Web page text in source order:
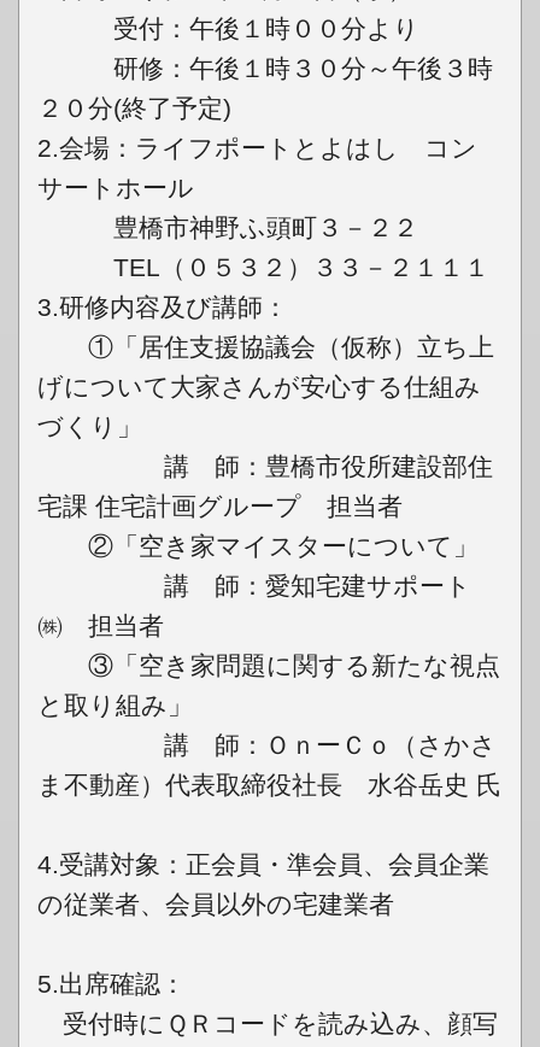
受付：午後１時００分より
研修：午後１時３０分～午後３時
２０分(終了予定)
2.会場：ライフポートとよはし コン
サートホール
豊橋市神野ふ頭町３－２２
TEL（０５３２）３３－２１１１
3.研修内容及び講師：
①「居住支援協議会（仮称）立ち上
げについて大家さんが安心する仕組み
づくり」
講 師：豊橋市役所建設部住
宅課 住宅計画グループ 担当者
②「空き家マイスターについて」
講 師：愛知宅建サポート
㈱ 担当者
③「空き家問題に関する新たな視点
と取り組み」
講 師：ＯｎーＣｏ（さかさ
ま不動産）代表取締役社長 水谷岳史 氏
4.受講対象：正会員・準会員、会員企業
の従業者、会員以外の宅建業者
5.出席確認：
受付時にＱＲコードを読み込み、顔写